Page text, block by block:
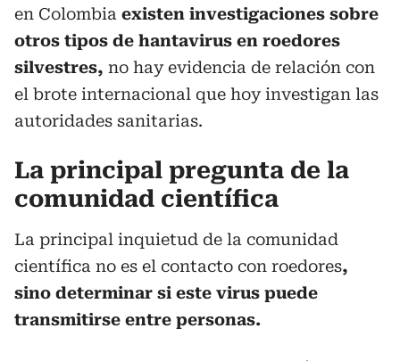
en Colombia existen investigaciones sobre
otros tipos de hantavirus en roedores
silvestres, no hay evidencia de relación con
el brote internacional que hoy investigan las
autoridades sanitarias.
La principal pregunta de la
comunidad científica
La principal inquietud de la comunidad
científica no es el contacto con roedores,
sino determinar si este virus puede
transmitirse entre personas.